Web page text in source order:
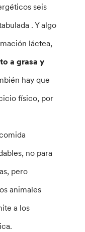
seis
. Y algo
láctea,
a grasa y
hay que
físico, por
no para
pero
animales
a los